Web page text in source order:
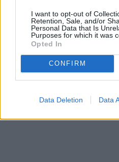
I want to opt-out of
Retention, Sale, and/or
Personal Data that Is
Purposes for which it was
Opted In
CONFIRM
Data Deletion Data